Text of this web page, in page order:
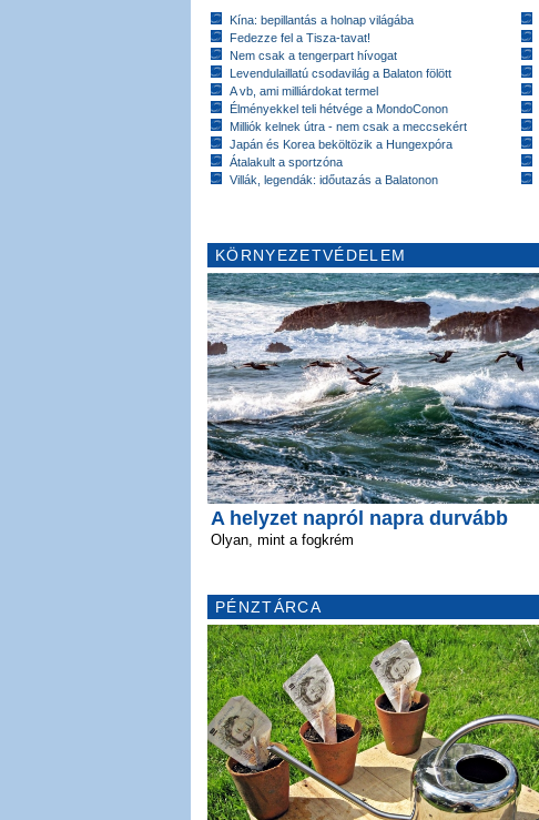
Kína: bepillantás a holnap világába
Fedezze fel a Tisza-tavat!
Nem csak a tengerpart hívogat
Levendulaillatú csodavilág a Balaton fölött
A vb, ami milliárdokat termel
Élményekkel teli hétvége a MondoConon
Milliók kelnek útra - nem csak a meccsekért
Japán és Korea beköltözik a Hungexpóra
Átalakult a sportzóna
Villák, legendák: időutazás a Balatonon
KÖRNYEZETVÉDELEM
A helyzet napról napra durvább
Olyan, mint a fogkrém
PÉNZTÁRCA